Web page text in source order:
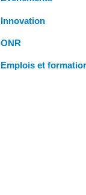
Innovation
ONR
Emplois et